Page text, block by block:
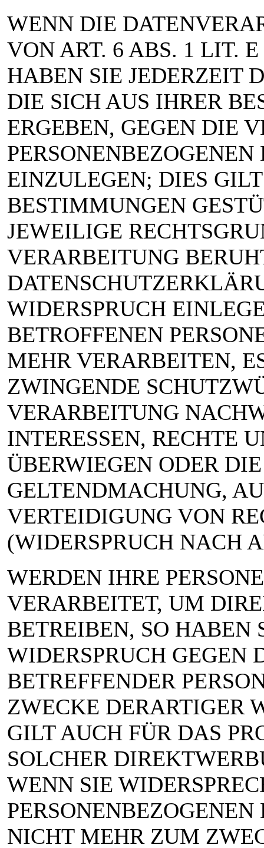
WENN DIE
VON ART. 6 ABS. 1 LIT.
HABEN SIE JEDERZEIT
DIE SICH AUS IHRER
ERGEBEN, GEGEN DIE
EINZULEGEN; DIES
BESTIMMUNGEN
JEWEILIGE
VERARBEITUNG
WIDERSPRUCH
BETROFFENEN
MEHR VERARBEITEN,
ZWINGENDE
VERARBEITUNG
INTERESSEN, RECHTE
ÜBERWIEGEN ODER
GELTENDMACHUNG,
VERTEIDIGUNG VON
(WIDERSPRUCH NACH
WERDEN IHRE
VERARBEITET, UM
BETREIBEN, SO HABEN
WIDERSPRUCH GEGEN
BETREFFENDER
ZWECKE DERARTIGER
GILT AUCH FÜR DAS
SOLCHER
WENN SIE
NICHT MEHR ZUM